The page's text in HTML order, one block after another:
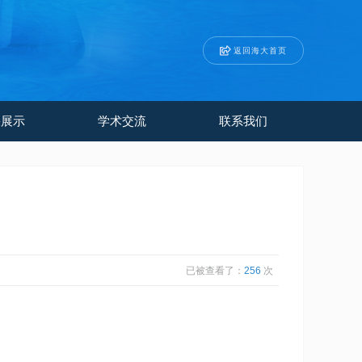
返回海大首页
示 学术交流 联系我们
已被查看了： 256 次